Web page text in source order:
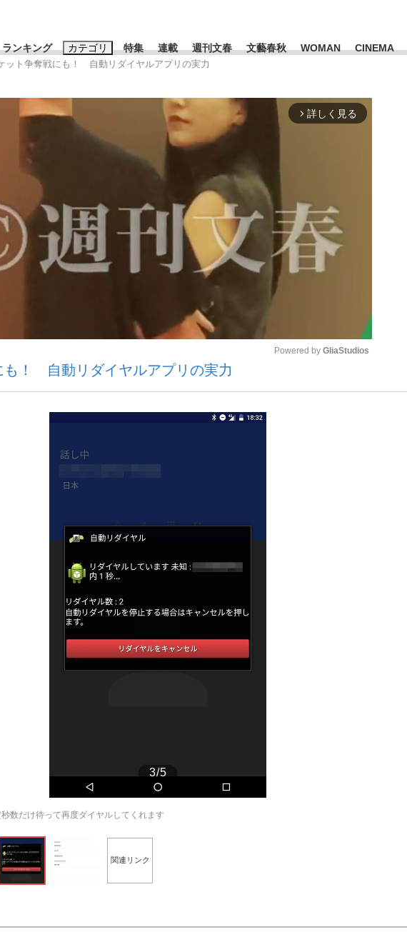
ランキング カテゴリ
…」本田圭佑が初めて明かした日本代表監督に... 「最悪の空気のまま解散
「クマが悪者扱いされてい
らと言って…」サッカー日本代表・森保一監督...
もっと見る
特集 連載 週刊文春 文藝春秋 WOMAN CINEMA
おすすめのキーワードタグ一覧
#藤田晋 #高市早苗 #後藤真希 #森岡毅
#玉木雄一郎
ット争奪戦にも！ 自動リダイヤルアプリの実力
arrow_forward_ios 詳しく見る
Mute
Powered by GliaStudios
も！ 自動リダイヤルアプリの実力
3/5
数だけ待って再度ダイヤルしてくれます
関連リンク